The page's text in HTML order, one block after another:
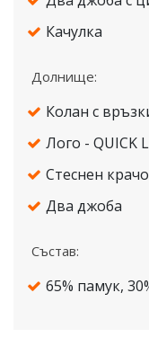
Качулка
Долнище:
Колан с
Лого - QUICK
Стеснен
Два джоба
Състав:
65% памук,